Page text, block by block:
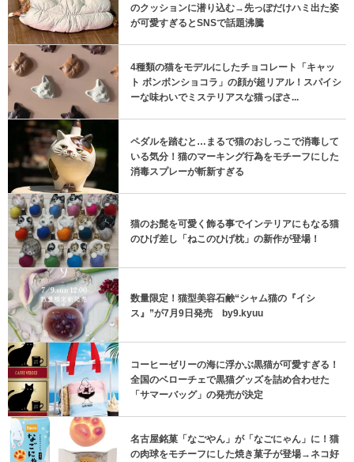
のクッションに潜り込む→先っぽだけハミ出た姿
が可愛すぎるとSNSで話題沸騰
4種類の猫をモデルにしたチョコレート「キャッ
ト ボンボンショコラ」の顔が超リアル！スパイシ
ーな味わいでミステリアスな猫っぽさ...
ペダルを踏むと…まるで猫のおしっこで消毒して
いる気分！猫のマーキング行為をモチーフにした
消毒スプレーが斬新すぎる
猫のお髭を可愛く飾る事でインテリアにもなる猫
のひげ差し「ねこのひげ枕」の新作が登場！
数量限定！猫型美容石鹸“シャム猫の『イシ
ス』”が7月9日発売 by9.kyuu
コーヒーゼリーの海に浮かぶ黒猫が可愛すぎる！
全国のベローチェで黒猫グッズを詰め合わせた
「サマーバッグ」の発売が決定
名古屋銘菓「なごやん」が「なごにゃん」に！猫
の肉球をモチーフにした焼き菓子が登場→ネコ好